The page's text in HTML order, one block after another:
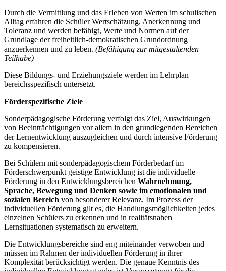
Durch die Vermittlung und das Erleben von Werten im schulischen
Alltag erfahren die Schüler Wertschätzung, Anerkennung und
Toleranz und werden befähigt, Werte und Normen auf der
Grundlage der freiheitlich-demokratischen Grundordnung
anzuerkennen und zu leben. (Befähigung zur mitgestaltenden
Teilhabe)
Diese Bildungs- und Erziehungsziele werden im Lehrplan
bereichsspezifisch untersetzt.
Förderspezifische Ziele
Sonderpädagogische Förderung verfolgt das Ziel, Auswirkungen
von Beeinträchtigungen vor allem in den grundlegenden Bereichen
der Lernentwicklung auszugleichen und durch intensive Förderung
zu kompensieren.
Bei Schülern mit sonderpädagogischem Förderbedarf im
Förderschwerpunkt geistige Entwicklung ist die individuelle
Förderung in den Entwicklungsbereichen Wahrnehmung,
Sprache, Bewegung und Denken sowie im emotionalen und
sozialen Bereich von besonderer Relevanz. Im Prozess der
individuellen Förderung gilt es, die Handlungsmöglichkeiten jedes
einzelnen Schülers zu erkennen und in realitätsnahen
Lernsituationen systematisch zu erweitern.
Die Entwicklungsbereiche sind eng miteinander verwoben und
müssen im Rahmen der individuellen Förderung in ihrer
Komplexität berücksichtigt werden. Die genaue Kenntnis des